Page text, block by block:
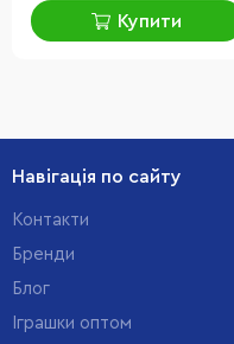
Купити
Навігація по сайту
Контакти
Бренди
Блог
Іграшки оптом